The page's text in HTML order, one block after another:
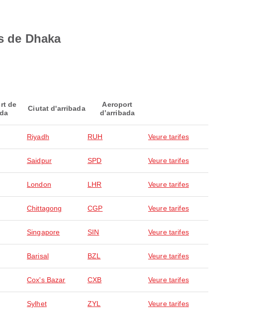
de Dhaka
de
Ciutat d'arribada
Aeroport
d’arribada
Riyadh RUH Veure tarifes
Saidpur SPD Veure tarifes
London LHR Veure tarifes
Chittagong CGP Veure tarifes
Singapore SIN Veure tarifes
Barisal BZL Veure tarifes
Cox's Bazar CXB Veure tarifes
Sylhet ZYL Veure tarifes